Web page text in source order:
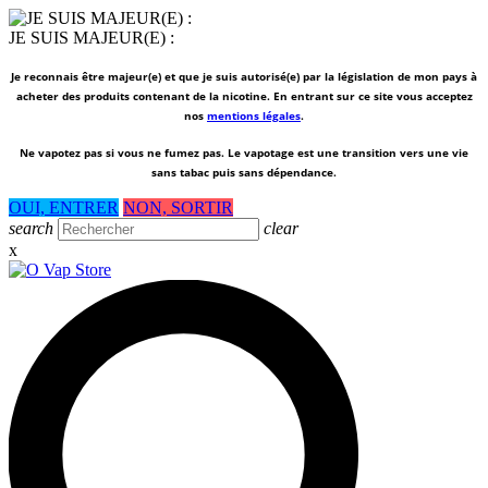
JE SUIS MAJEUR(E) :
Je reconnais être majeur(e) et que je suis autorisé(e) par la législation de mon pays à
acheter des produits contenant de la nicotine. En entrant sur ce site vous acceptez
nos mentions légales.
Ne vapotez pas si vous ne fumez pas. Le vapotage est une transition vers une vie
sans tabac puis sans dépendance.
OUI, ENTRER NON, SORTIR
search
clear
x